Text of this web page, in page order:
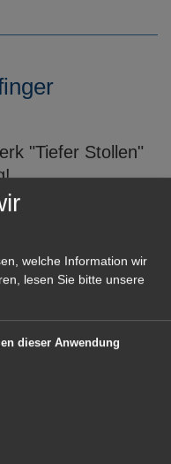
"Tiefer Stollen"
welche Information wir
lesen Sie bitte unsere
dieser Anwendung